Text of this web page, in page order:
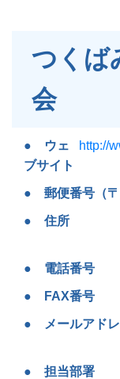
つくば
会
ウェ
ブサイト
http://
郵便番号（〒
住所
電話番号
FAX番号
メールアド
担当部署